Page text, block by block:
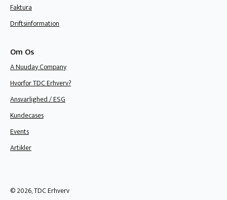
Faktura
Driftsinformation
Om Os
A Nuuday Company
Hvorfor TDC Erhverv?
Ansvarlighed / ESG
Kundecases
Events
Artikler
© 2026, TDC Erhverv